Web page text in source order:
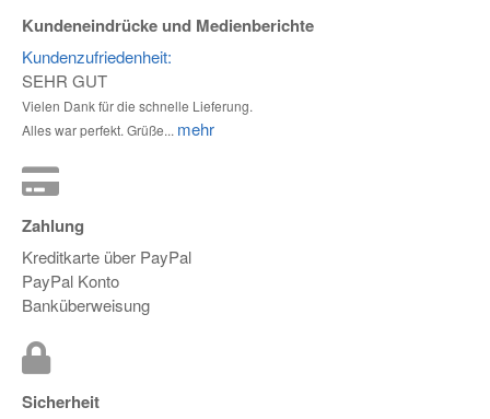
Kundeneindrücke und Medienberichte
Kundenzufriedenheit:
SEHR GUT
Vielen Dank für die schnelle Lieferung.
Alles war perfekt. Grüße... mehr
Zahlung
Kreditkarte über PayPal
PayPal Konto
Banküberweisung
Sicherheit